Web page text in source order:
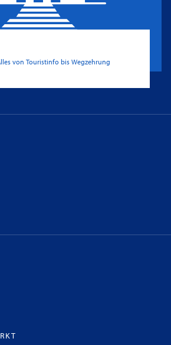
von Touristinfo bis Wegzehrung